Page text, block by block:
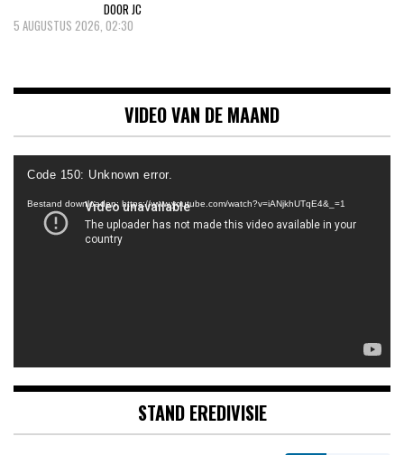
DOOR JC
5 AUGUSTUS 2026, 02:30
VIDEO VAN DE MAAND
Videospeler
Code 150: Unknown error.
Bestand downloaden: https://www.youtube.com/watch?v=iANjkhUTqE4&_=1
STAND EREDIVISIE